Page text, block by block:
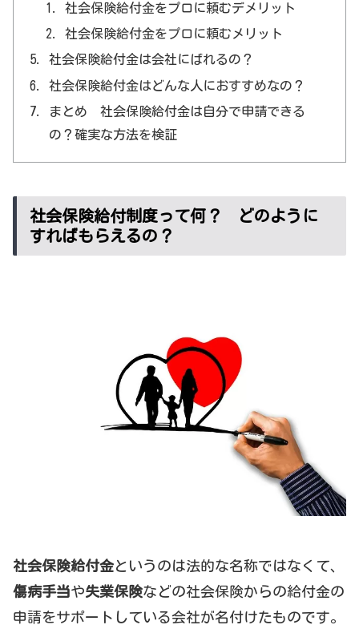
社会保険給付金をプロに頼むデメリット
社会保険給付金をプロに頼むメリット
社会保険給付金は会社にばれるの？
社会保険給付金はどんな人におすすめなの？
まとめ 社会保険給付金は自分で申請できる
の？確実な方法を検証
社会保険給付制度って何？ どのように
すればもらえるの？
社会保険給付金というのは法的な名称ではなくて、
傷病手当や失業保険などの社会保険からの給付金の
申請をサポートしている会社が名付けたものです。